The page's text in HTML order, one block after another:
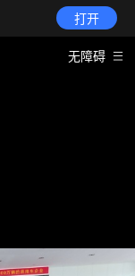
打开
无障碍